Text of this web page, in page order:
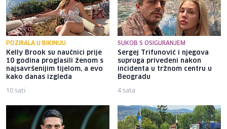
POZIRALA U BIKINIJU
Kelly Brook su naučnici prije
10 godina proglasili ženom s
najsavršenijim tijelom, a evo
kako danas izgleda
10 sati
SUKOB S OSIGURANJEM
Sergej Trifunović i njegova
supruga privedeni nakon
incidenta u tržnom centru u
Beogradu
4 sata